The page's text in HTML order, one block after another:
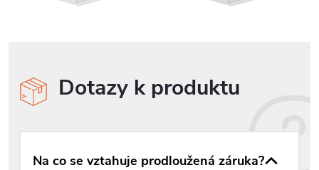
Dotazy k produktu
Na co se vztahuje prodloužená záruka?